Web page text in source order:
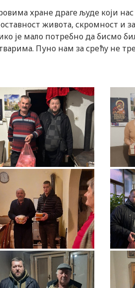
хране драге људе који нас
живота, скромност и
је мало потребно да бисмо
Пуно нам за срећу не